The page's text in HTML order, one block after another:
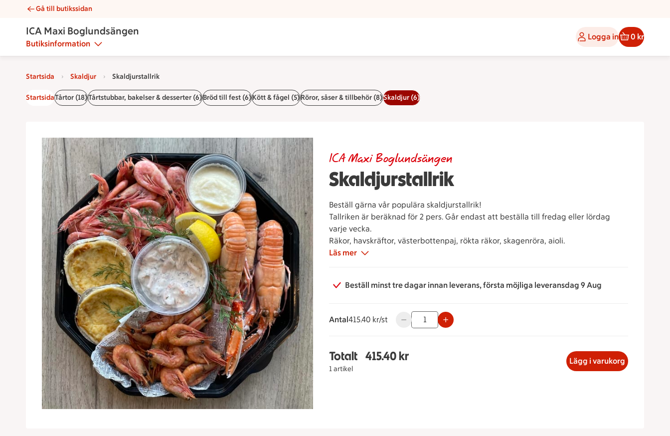
Skaldjurstallrik | Catering ICA Maxi Boglundsängen
Gå till butikssidan
ICA Maxi Boglundsängen
Butiksinformation
Logga in 0 kr
Startsida Skaldjur Skaldjurstallrik
StartsidaTårtor (18)Tårtstubbar, bakelser & desserter (6)Bröd till fest (6)Kött & fågel (5)Röror, såser & tillbehör (8)Skaldjur (6)
Skaldjurstallrik
ICA Maxi Boglundsängen
Beställ gärna vår populära skaldjurstallrik!
Tallriken är beräknad för 2 pers. Går endast att beställa till fredag eller lördag
varje vecka.
Räkor, havskräftor, västerbottenpaj, rökta räkor, skagenröra, aioli.
Läs mer
Beställ minst tre dagar innan leverans, första möjliga leveransdag 9 Aug
Antal
415.40 kronor styck
415.40 kr/st Använd knapparna för att minska eller öka värdet, eller ange ett värde
Totalt
1 artikel
Totalt 1 stycken Skaldjurstallrik, 415.40 kronor
415.40 kr Lägg i varukorg